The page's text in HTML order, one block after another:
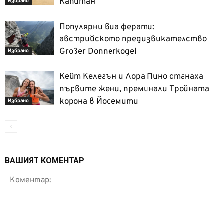
Избрано
Популярни виа ферати:
австрийското предизвикателство
Großer Donnerkogel
Избрано
Кейт Келегън и Лора Пино станаха
първите жени, преминали Тройната
корона в Йосемити
ВАШИЯТ КОМЕНТАР